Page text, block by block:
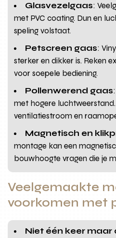
Glasvezelgaas:
met PVC coating. Dun en
speling volstaat.
Petscreen gaas:
sterker en dikker is. Reken
voor soepele bediening.
Pollenwerend gaas
met hogere
ventilatiestroom en
Magnetisch en
montage kan een
bouwhoogte vragen die je
Veelgemaakte
voorkomen met
Niet één keer maar